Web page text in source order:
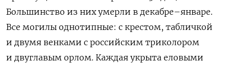
Большинство из них умерли в декабре–январе.
Все могилы однотипные: с крестом, табличкой
и двумя венками с российским триколором
и двуглавым орлом. Каждая укрыта еловыми